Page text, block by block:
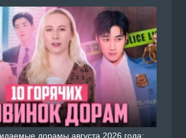
дорамы августа 2026 года: